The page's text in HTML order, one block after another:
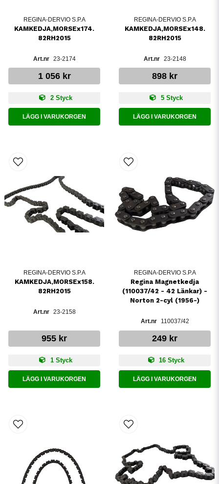
REGINA-DERVIO S.P.A
KAMKEDJA,MORSEx174.
82RH2015
23-2174
1 056 kr
2 Styck
LÄGG I VARUKORGEN
REGINA-DERVIO S.P.A
KAMKEDJA,MORSEx148.
82RH2015
23-2148
898 kr
5 Styck
LÄGG I VARUKORGEN
REGINA-DERVIO S.P.A
KAMKEDJA,MORSEx158.
82RH2015
23-2158
955 kr
1 Styck
LÄGG I VARUKORGEN
REGINA-DERVIO S.P.A
Regina Magnetkedja
(110037/42 - 42 Länkar) -
Norton 2-cyl (1956-)
110037/42
249 kr
16 Styck
LÄGG I VARUKORGEN